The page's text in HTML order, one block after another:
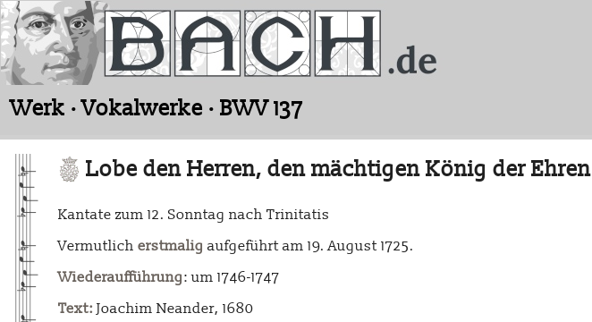
Werk · Vokalwerke · BWV 137
Lobe den Herren, den mächtigen König der Ehren
Kantate zum 12. Sonntag nach Trinitatis
Vermutlich erstmalig aufgeführt am 19. August 1725.
Wiederaufführung: um 1746-1747
Text: Joachim Neander, 1680